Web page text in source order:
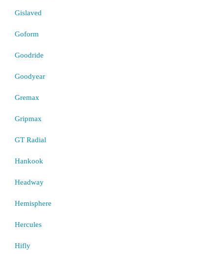
Gislaved
Goform
Goodride
Goodyear
Gremax
Gripmax
GT Radial
Hankook
Headway
Hemisphere
Hercules
Hifly